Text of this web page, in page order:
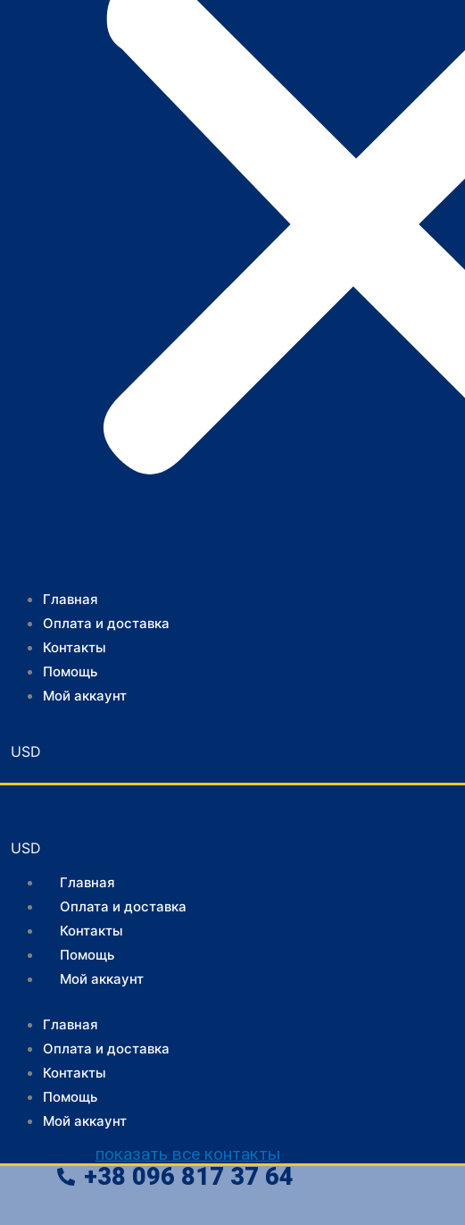
Главная
Оплата и доставка
Контакты
Помощь
Мой аккаунт
Главная
Оплата и доставка
Контакты
Помощь
Мой аккаунт
Главная
Оплата и доставка
Контакты
Помощь
Мой аккаунт
показать все контакты
+38 096 817 37 64